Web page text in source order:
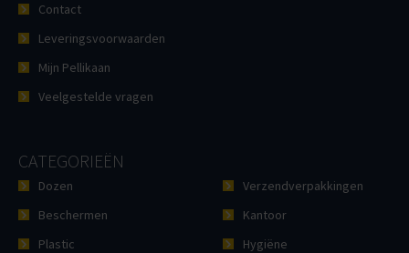
Contact
Leveringsvoorwaarden
Mijn Pellikaan
Veelgestelde vragen
CATEGORIEËN
Dozen
Beschermen
Plastic
Verzendverpakkingen
Kantoor
Hygiëne